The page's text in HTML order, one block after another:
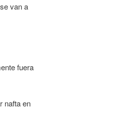
van a
fuera
nafta en